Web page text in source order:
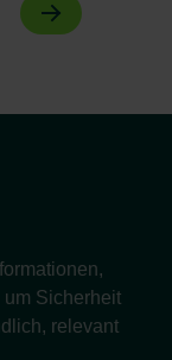
um Sicherheit
relevant